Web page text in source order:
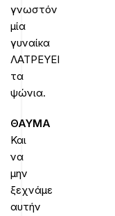
γνωστόν
μία
γυναίκα
ΛΑΤΡΕΥΕΙ
τα
ψώνια.
ΘΑΥΜΑ
Και
να
μην
ξεχνάμε
αυτήν